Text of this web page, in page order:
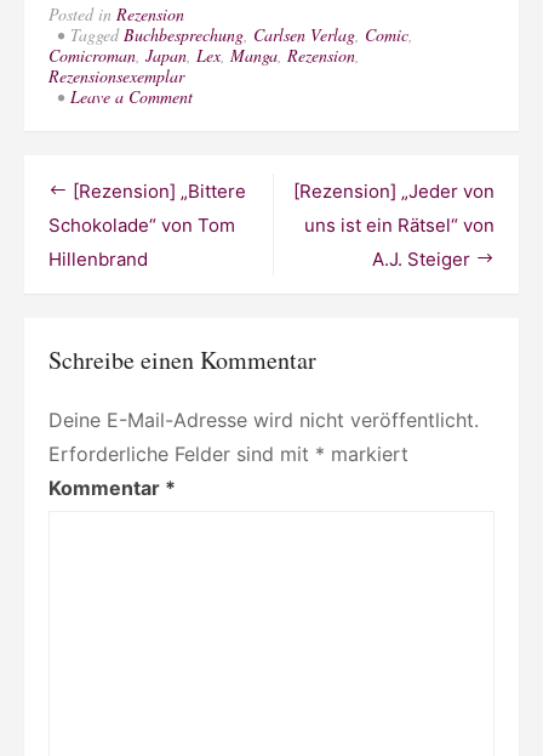
Posted in Rezension
TaggedBuchbesprechung, Carlsen Verlag, Comic,
Comicroman, Japan, Lex, Manga, Rezension,
Rezensionsexemplar
Leave a Commenton
Die
kleine
Nachbarschaft“
Beitragsnavigation[Rezension] „Jeder von
uns ist ein Rätsel“ von
A.J. Steiger
[Rezension] „Bittere
Schokolade“ von Tom
Hillenbrand
Schreibe einen Kommentar
Deine E-Mail-Adresse wird nicht veröffentlicht.
Erforderliche Felder sind mit * markiert
Kommentar *